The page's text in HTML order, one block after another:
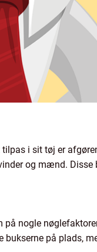
i sit tøj er
og mænd.
nogle
på plads,